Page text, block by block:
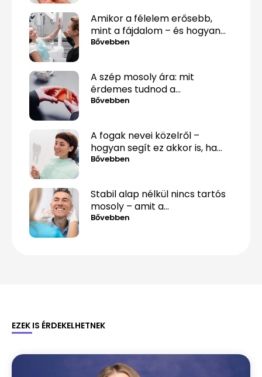
Amikor a félelem erősebb,
mint a fájdalom – és hogyan
lehet mégis túllépni rajta
Bővebben
A szép mosoly ára: mit
érdemes tudnod a
fogpótlásról, mielőtt döntesz?
Bővebben
A fogak nevei közelről –
hogyan segít ez akkor is, ha
csak „valami fáj hátul”?
Bővebben
Stabil alap nélkül nincs tartós
mosoly – amit a
csontpótlásról tényleg tudnod
Bővebben
EZEK IS ÉRDEKELHETNEK